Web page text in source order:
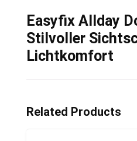
Easyfix Allday
Stilvoller
Lichtkomfort
Related Products